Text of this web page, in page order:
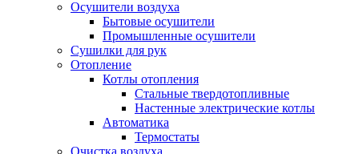
Осушители воздуха
Бытовые осушители
Промышленные осушители
Сушилки для рук
Отопление
Котлы отопления
Стальные твердотопливные
Настенные электрические котлы
Автоматика
Термостаты
Очистка воздуха